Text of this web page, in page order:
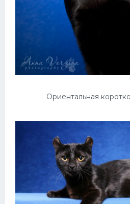
Ориентальная